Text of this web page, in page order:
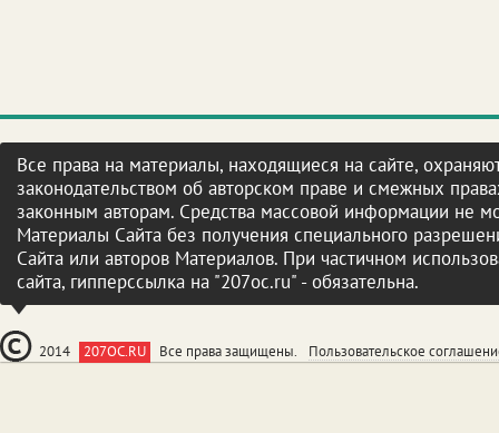
Все права на материалы, находящиеся на сайте,
законодательством об авторском праве и смежных
законным авторам. Средства массовой информации не
Материалы Сайта без получения специального
Сайта или авторов Материалов. При частичном
сайта, гипперссылка на "207oc.ru" - обязательна.
2014 207OC.RU Все права защищены. Пользовательское